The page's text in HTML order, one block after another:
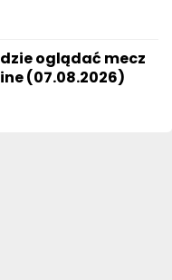
oglądać mecz
(07.08.2026)